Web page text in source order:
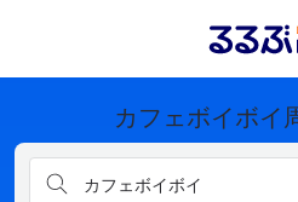
カフェボイボイ
カフェボイボイ